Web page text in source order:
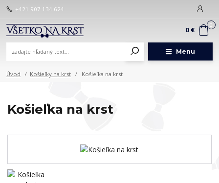
Menu
+421 907 134 624
0
0 €
Úvod Košieľky na krst Košieľka na krst
Košieľka na krst